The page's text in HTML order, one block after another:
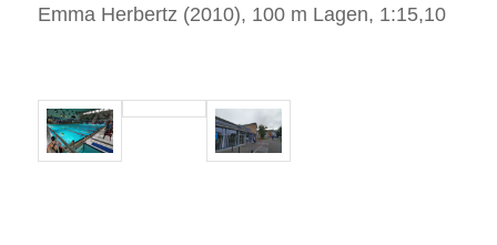
Emma Herbertz (2010), 100 m Lagen, 1:15,10